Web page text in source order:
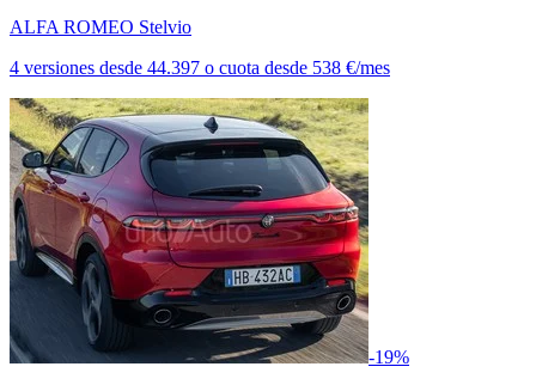
ALFA ROMEO Stelvio
4 versiones desde 44.397 o cuota desde 538 €/mes
-19%